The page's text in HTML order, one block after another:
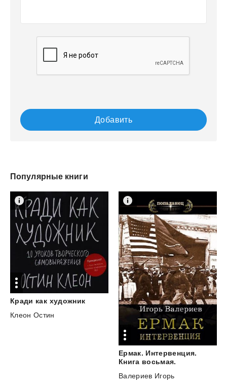
Добавить
Популярные книги
Кради как художник
Клеон Остин
Ермак. Интервенция.
Книга восьмая.
Валериев Игорь